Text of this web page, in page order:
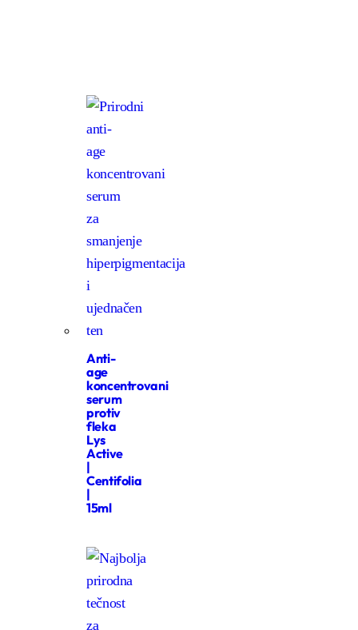
Anti-
age
koncentrovani
serum
protiv
fleka
Lys
Active
|
Centifolia
|
15ml